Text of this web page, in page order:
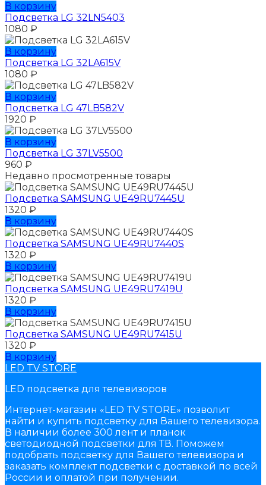
В корзину
Подсветка LG 32LN5403
1080 ₽
В корзину
Подсветка LG 32LA615V
1080 ₽
В корзину
Подсветка LG 47LB582V
1920 ₽
В корзину
Подсветка LG 37LV5500
960 ₽
Недавно просмотренные товары
Подсветка SAMSUNG UЕ49RU7445U
1320 ₽
В корзину
Подсветка SAMSUNG UЕ49RU7440S
1320 ₽
В корзину
Подсветка SAMSUNG UЕ49RU7419U
1320 ₽
В корзину
Подсветка SAMSUNG UЕ49RU7415U
1320 ₽
В корзину
LED TV STORE
LED подсветка для телевизоров
Интернет-магазин «LED TV STORE» позволит
найти и купить подсветку для Вашего телевизора.
В наличии более 300 лент и планок
светодиодной подсветки для ТВ. Поможем
подобрать подсветку для Вашего телевизора и
заказать комплект подсветки с доставкой по всей
России и оплатой при получении.